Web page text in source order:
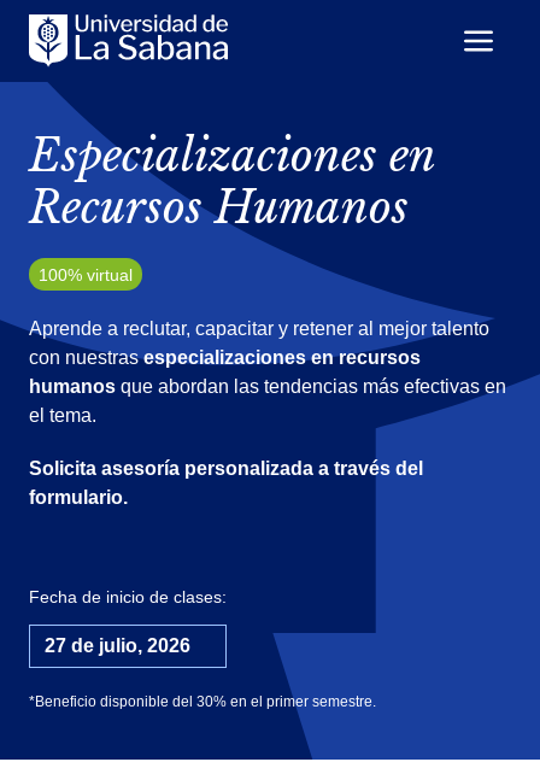
Especializaciones en
Recursos Humanos
100% virtual
Aprende a reclutar, capacitar y retener al mejor talento
con nuestrasespecializaciones en recursos
humanos que abordan las tendencias más efectivas en
el tema.
Solicita asesoría personalizada a través del
formulario.
Fecha de inicio de clases:
27 de julio, 2026
*Beneficio disponible del 30% en el primer semestre.